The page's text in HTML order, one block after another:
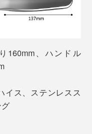
を12〜15度の角度
先まで擦れるよう手
て調整）、両面を同
か10秒もかからな
、メンテナンスもと
、集中して無心で取
つながり、ある種
きな達成感も得られ
160mm、ハンドル
イス、ステンレスス